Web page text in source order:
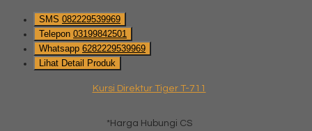
SMS 082229539969
Telepon 03199842501
Whatsapp 6282229539969
Lihat Detail Produk
Kursi Direktur Tiger T-711
*Harga Hubungi CS